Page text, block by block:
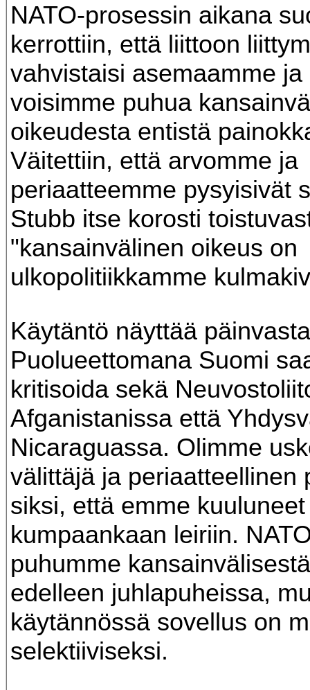
NATO-prosessin aikana
kerrottiin, että liittoon
vahvistaisi asemaamme ja
voisimme puhua
oikeudesta entistä
Väitettiin, että arvomme ja
periaatteemme pysyisivät
Stubb itse korosti
"kansainvälinen oikeus on
ulkopolitiikkamme
Käytäntö näyttää
Puolueettomana Suomi
kritisoida sekä
Afganistanissa että
Nicaraguassa. Olimme
välittäjä ja periaatteellinen
siksi, että emme kuuluneet
kumpaankaan leiriin.
puhumme
edelleen juhlapuheissa,
käytännössä sovellus on
selektiiviseksi.